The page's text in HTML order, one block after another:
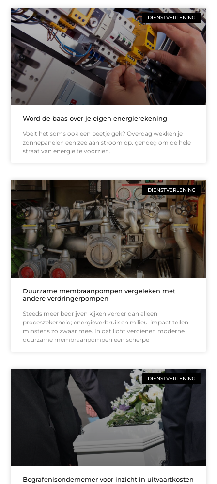
DIENSTVERLENING
Word de baas over je eigen energierekening
Voelt het soms ook een beetje gek? Overdag wekken je
zonnepanelen een zee aan stroom op, genoeg om de hele
straat van energie te voorzien.
DIENSTVERLENING
Duurzame membraanpompen vergeleken met
andere verdringerpompen
Steeds meer bedrijven kijken verder dan alleen
proceszekerheid; energieverbruik en milieu-impact tellen
minstens zo zwaar mee. In dat licht verdienen moderne
duurzame membraanpompen een scherpe
DIENSTVERLENING
Begrafenisondernemer voor inzicht in uitvaartkosten